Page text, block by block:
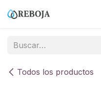
Todos los productos